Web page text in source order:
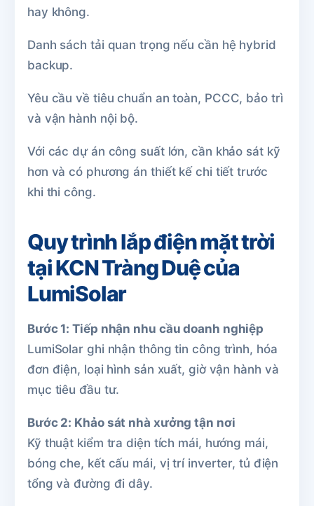
hay không.
Danh sách tải quan trọng nếu cần hệ hybrid
backup.
Yêu cầu về tiêu chuẩn an toàn, PCCC, bảo trì
và vận hành nội bộ.
Với các dự án công suất lớn, cần khảo sát kỹ
hơn và có phương án thiết kế chi tiết trước
khi thi công.
Quy trình lắp điện mặt trời
tại KCN Tràng Duệ của
LumiSolar
Bước 1: Tiếp nhận nhu cầu doanh nghiệp
LumiSolar ghi nhận thông tin công trình, hóa
đơn điện, loại hình sản xuất, giờ vận hành và
mục tiêu đầu tư.
Bước 2: Khảo sát nhà xưởng tận nơi
Kỹ thuật kiểm tra diện tích mái, hướng mái,
bóng che, kết cấu mái, vị trí inverter, tủ điện
tổng và đường đi dây.